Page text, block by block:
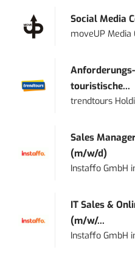
Social Media
moveUP Media
touristische...
trendtours
Sales
(m/w/d)
Instaffo GmbH
IT Sales &
(m/w/...
Instaffo GmbH